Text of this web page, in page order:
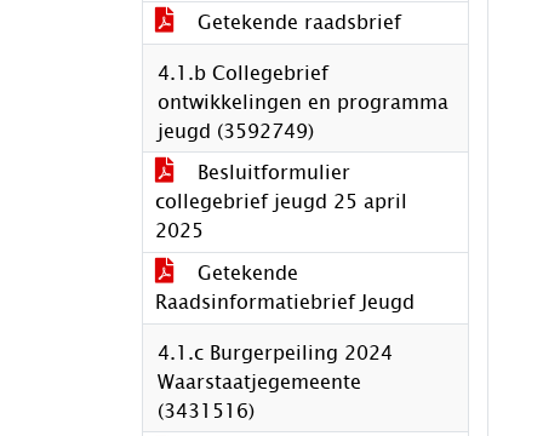
Getekende raadsbrief
4.1.b Collegebrief
ontwikkelingen en programma
jeugd (3592749)
Besluitformulier
collegebrief jeugd 25 april
2025
Getekende
Raadsinformatiebrief Jeugd
4.1.c Burgerpeiling 2024
Waarstaatjegemeente
(3431516)